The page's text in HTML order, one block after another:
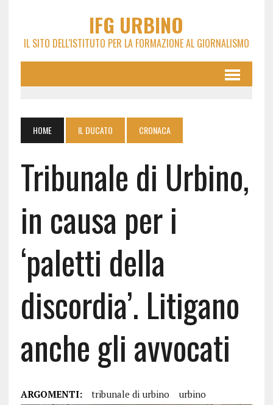
IFG URBINO
IL SITO DELL'ISTITUTO PER LA FORMAZIONE AL GIORNALISMO
HOME IL DUCATO CRONACA
Tribunale di Urbino,
in causa per i
‘paletti della
discordia’. Litigano
anche gli avvocati
ARGOMENTI: tribunale di urbino urbino